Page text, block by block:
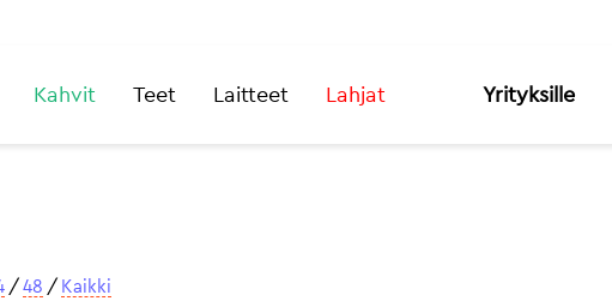
Kahvit Teet Laitteet Lahjat Yrityksille
/ 48 / Kaikki